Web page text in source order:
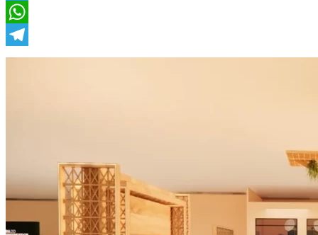
Twitter
WhatsApp
Telegram